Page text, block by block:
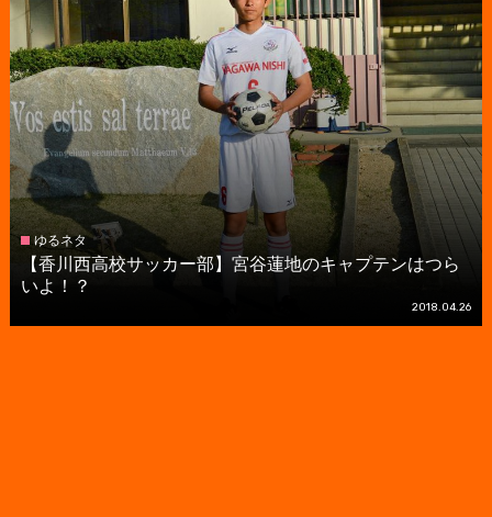
ゆるネタ
【香川西高校サッカー部】宮谷蓮地のキャプテンはつら
いよ！？
2018.04.26